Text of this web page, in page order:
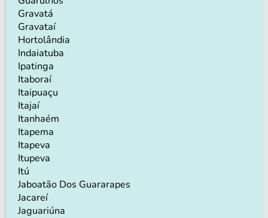
Gravatá
Gravataí
Hortolândia
Indaiatuba
Ipatinga
Itaboraí
Itaipuaçu
Itajaí
Itanhaém
Itapema
Itapeva
Itupeva
Itú
Jaboatão Dos Guararapes
Jacareí
Jaguariúna